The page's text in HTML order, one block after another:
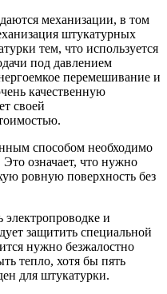
механизации, в том
штукатурных
тем, что используется
под давлением
перемешивание и
качественную
своей
способом необходимо
означает, что нужно
ровную поверхность без
электропроводке и
защитить специальной
нужно безжалостно
тепло, хотя бы пять
для штукатурки.